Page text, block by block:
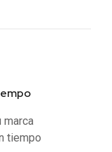
marca
tiempo